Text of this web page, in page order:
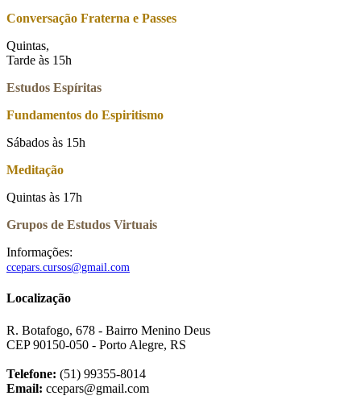
Conversação Fraterna e Passes
Quintas,
Tarde às 15h
Estudos Espíritas
Fundamentos do Espiritismo
Sábados às 15h
Meditação
Quintas às 17h
Grupos de Estudos Virtuais
Informações:
ccepars.cursos@gmail.com
Localização
R. Botafogo, 678 - Bairro Menino Deus
CEP 90150-050 - Porto Alegre, RS
Telefone: (51) 99355-8014
Email: ccepars@gmail.com